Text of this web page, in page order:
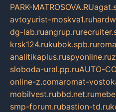
PARK-MATROSOVA.RU
avtoyurist-moskva1.ru
dg-lab.ruangrup.ru
krsk124.rukubok.spb.ru
analitikaplus.ruspyonline.ru
sloboda-ural.pp.ruAUTO-
online-z.comaromat-
mobilvest.rubbd.net.ru
smp-forum.rubastion-td.ru